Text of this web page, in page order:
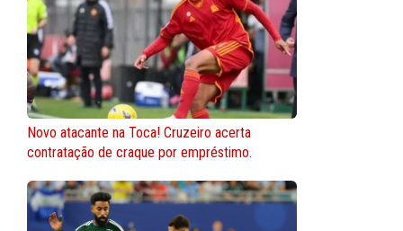
Novo atacante na Toca! Cruzeiro acerta
contratação de craque por empréstimo.